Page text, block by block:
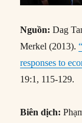
Nguồn: Dag
Merkel (2013).
responses to
19:1, 115-129.
Biên dịch: